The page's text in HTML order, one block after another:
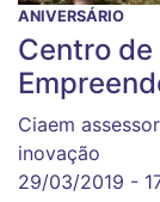
ANIVERSÁRIO
Centro
Ciaem
inovação
29/03/2019 -